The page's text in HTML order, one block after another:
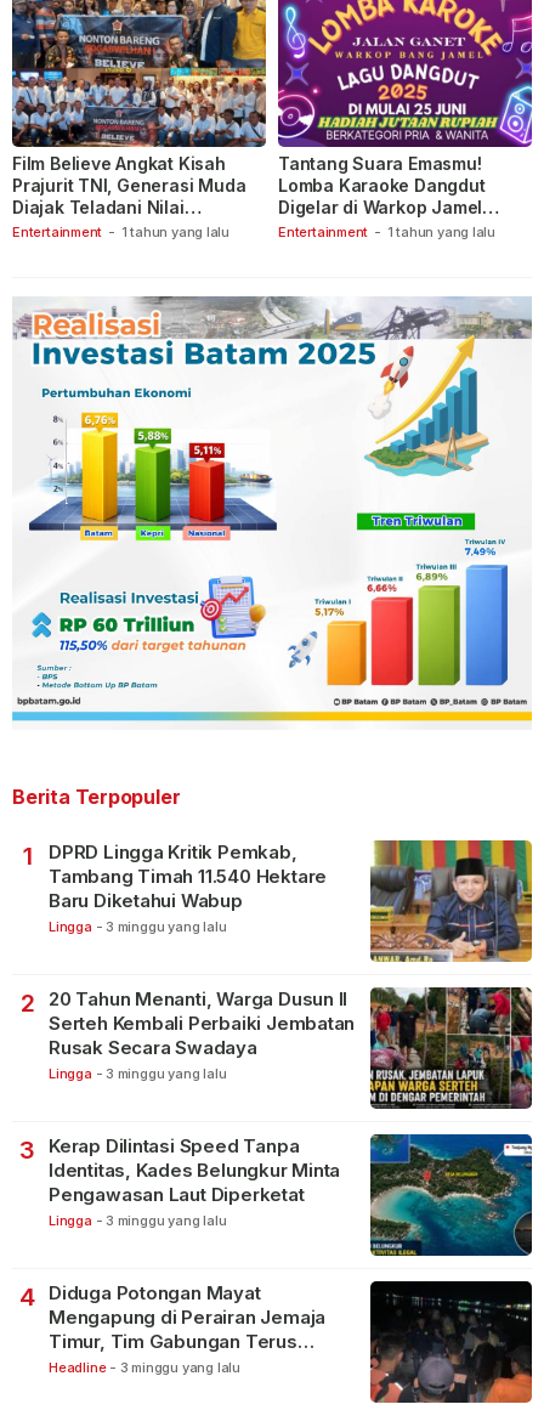
Entertainment - 1 tahun yang lalu
Film Believe Angkat Kisah
Prajurit TNI, Generasi Muda
Diajak Teladani Nilai
Keberanian
Entertainment - 1 tahun yang lalu
Tantang Suara Emasmu!
Lomba Karaoke Dangdut
Digelar di Warkop Jamel
Ganet
Berita Terpopuler
1
DPRD Lingga Kritik Pemkab,
Tambang Timah 11.540 Hektare
Baru Diketahui Wabup
Lingga - 3 minggu yang lalu
2
20 Tahun Menanti, Warga Dusun II
Serteh Kembali Perbaiki Jembatan
Rusak Secara Swadaya
Lingga - 3 minggu yang lalu
3
Kerap Dilintasi Speed Tanpa
Identitas, Kades Belungkur Minta
Pengawasan Laut Diperketat
Lingga - 3 minggu yang lalu
4
Diduga Potongan Mayat
Mengapung di Perairan Jemaja
Timur, Tim Gabungan Terus
Lakukan Pencarian
Headline - 3 minggu yang lalu